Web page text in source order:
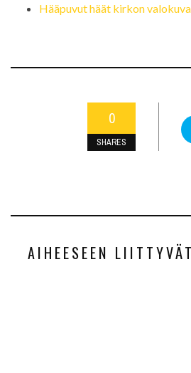
Hääpuvut häät kirkon valokuva
0
SHARES
AIHEESEEN